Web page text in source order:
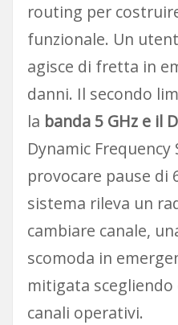
routing per
funzionale. Un
agisce di fretta in
danni. Il secondo
la banda 5 GHz e il
Dynamic
provocare pause di
sistema rileva un
cambiare canale,
scomoda in
mitigata
canali operativi.